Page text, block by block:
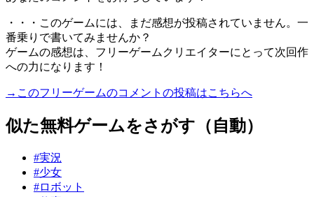
・・・このゲームには、まだ感想が投稿されていません。一
番乗りで書いてみませんか？
ゲームの感想は、フリーゲームクリエイターにとって次回作
への力になります！
→このフリーゲームのコメントの投稿はこちらへ
似た無料ゲームをさがす（自動）
#実況
#少女
#ロボット